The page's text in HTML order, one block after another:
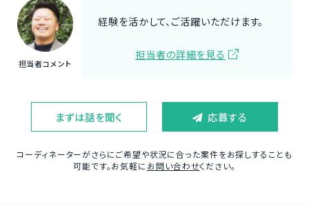
担当者コメント
経験を活かして、ご活躍いただけます。
担当者の詳細を見る
まずは話を聞く 応募する
コーディネーターがさらにご希望や状況に合った案件をお探しすることも
可能です。お気軽に お問い合わせください。